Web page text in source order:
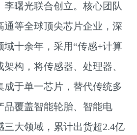
李曙光联合创立。核心团队
通等全球顶尖芯片企业，深
十余年， 采用“传感+计算
构，将传感器、处理器、
成于单一芯片，替代传统多
品覆盖智能轮胎、智能电
三大领域，累计出货超2.4亿